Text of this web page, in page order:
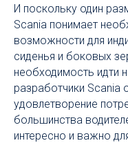
И поскольку один
Scania понимает
возможности для
сиденья и боковых
необходимость идти
разработчики Scania
удовлетворение
большинства
интересно и важно